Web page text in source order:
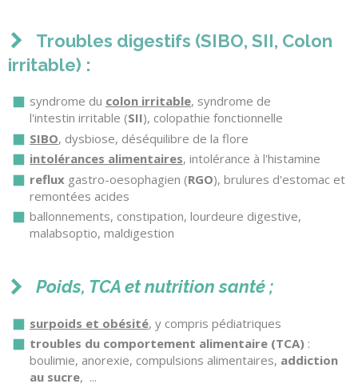
Troubles digestifs (SIBO, SII, Colon
irritable) :
syndrome du colon irritable, syndrome de
l'intestin irritable (SII), colopathie fonctionnelle
SIBO, dysbiose, déséquilibre de la flore
intolérances alimentaires, intolérance à l'histamine
reflux gastro-oesophagien (RGO), brulures d'estomac et
remontées acides
ballonnements, constipation, lourdeure digestive,
malabsoptio, maldigestion
Poids, TCA et nutrition santé ;
surpoids et obésité, y compris pédiatriques
troubles du comportement alimentaire (TCA) :
boulimie, anorexie, compulsions alimentaires, addiction
au sucre, ...